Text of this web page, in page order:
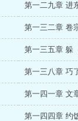
第一二九章 进
第一三二章 卷
第一三五章 躲
第一三八章 巧
第一四一章 文
第一四四章 约